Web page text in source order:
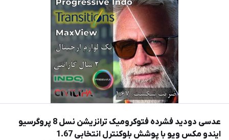
عدسی دودید فشرده فتوکرومیک ترانزیشن نسل 8 پروگرسیو
ایندو مکس ویو با پوشش بلوکنترل انتخابی 1.67